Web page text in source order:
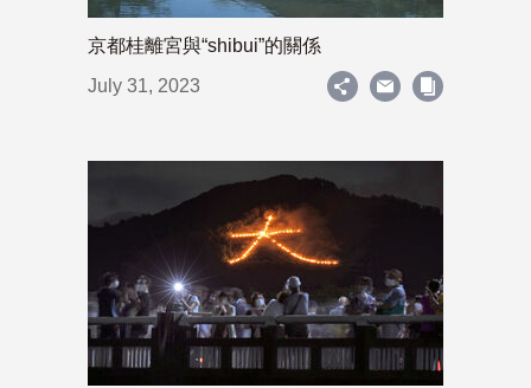
京都桂離宮與“shibui”的關係
July 31, 2023